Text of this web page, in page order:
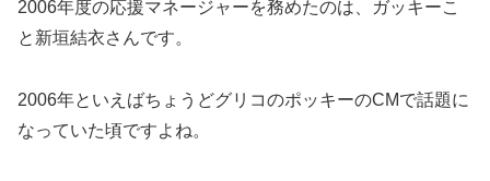
2006年度の応援マネージャーを務めたのは、ガッキーこ
と新垣結衣さんです。
2006年といえばちょうどグリコのポッキーのCMで話題に
なっていた頃ですよね。